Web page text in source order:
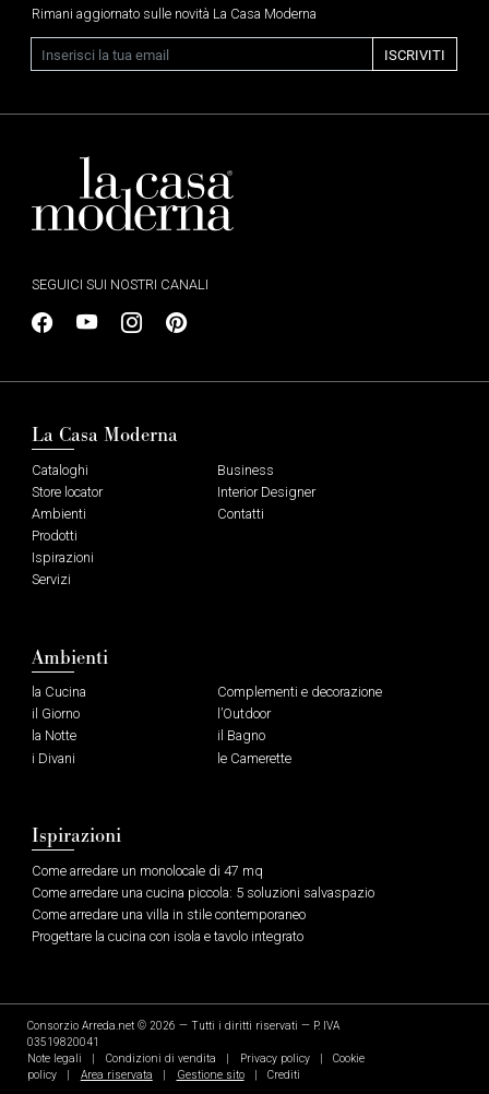
Rimani aggiornato sulle novità La Casa Moderna
Email ISCRIVITI
SEGUICI SUI NOSTRI CANALI
La Casa Moderna
Cataloghi
Store locator
Ambienti
Prodotti
Ispirazioni
Servizi
Business
Interior Designer
Contatti
Ambienti
la Cucina
il Giorno
la Notte
i Divani
Complementi e decorazione
l’Outdoor
il Bagno
le Camerette
Ispirazioni
Come arredare un monolocale di 47 mq
Come arredare una cucina piccola: 5 soluzioni salvaspazio
Come arredare una villa in stile contemporaneo
Progettare la cucina con isola e tavolo integrato
Consorzio Arreda.net© 2026 — Tutti i diritti riservati — P. IVA
03519820041
Note legali
Condizioni di vendita Privacy policy
Cookie
policy
Area riservata Gestione sito Crediti